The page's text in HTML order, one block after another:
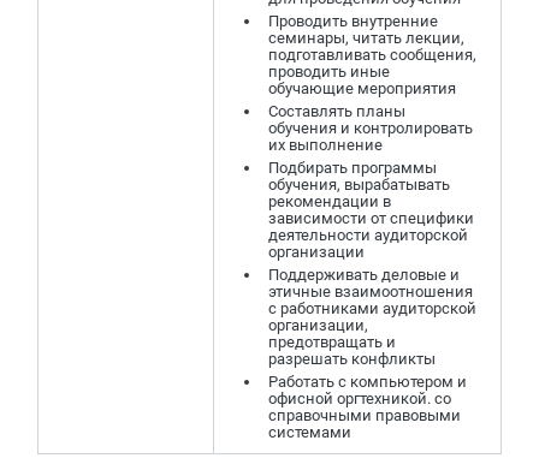
Проводить внутренние
семинары, читать лекции,
подготавливать сообщения,
проводить иные
обучающие мероприятия
Составлять планы
обучения и контролировать
их выполнение
Подбирать программы
обучения, вырабатывать
рекомендации в
зависимости от специфики
деятельности аудиторской
организации
Поддерживать деловые и
этичные взаимоотношения
с работниками аудиторской
организации,
предотвращать и
разрешать конфликты
Работать с компьютером и
офисной оргтехникой. со
справочными правовыми
системами